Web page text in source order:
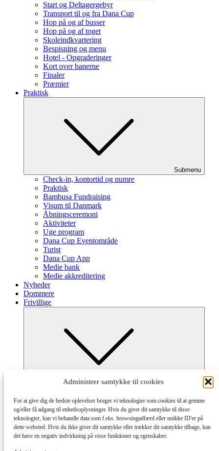
Administrer samtykke til cookies
For at give dig de bedste oplevelser bruger vi teknologier som cookies til at gemme
og/eller få adgang til enhedsoplysninger. Hvis du giver dit samtykke til disse
teknologier, kan vi behandle data som f.eks. browsingadfærd eller unikke ID'er på
dette websted. Hvis du ikke giver dit samtykke eller trækker dit samtykke tilbage, kan
det have en negativ indvirkning på visse funktioner og egenskaber.
Start og Deltagergebyr
Transport til og fra Dana Cup
Hop på og af busser
Hop på og af toget
Skoleindkvartering
Bespisning og menu
Hotel - Opgraderinger
Kort over banerne
Finaler
Præmier
Praktisk
Submenu
Check-in, kontortid og numre
Praktisk
Bambusa Fundraising
Visum til Danmark
Åbningsceremoni
Aktiviteter
Uge program
Dana Cup Eventområde
Turist
Dana Cup App
Medie bank
Medie akkreditering
Nyheder
Dommere
Frivillige
Afdelinger og tilmelding
Hvordan og Hjælpeguides
Partnere